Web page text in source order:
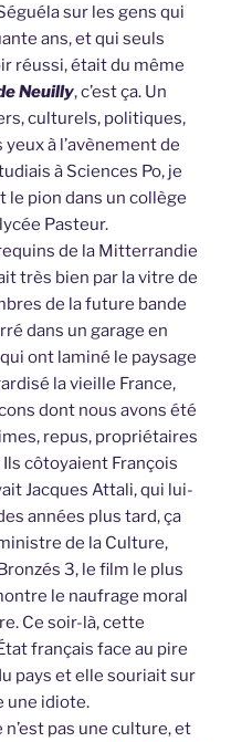
sur les gens qui
ans, et qui seuls
réussi, était du même
Neuilly, c’est ça. Un
culturels, politiques,
à l’avènement de
à Sciences Po, je
le pion dans un collège
Pasteur.
de la Mitterrandie
très bien par la vitre de
de la future bande
dans un garage en
qui ont laminé le paysage
la vieille France,
dont nous avons été
repus, propriétaires
côtoyaient François
Jacques Attali, qui lui-
années plus tard, ça
de la Culture,
3, le film le plus
le naufrage moral
Ce soir-là, cette
français face au pire
pays et elle souriait sur
une idiote.
pas une culture, et